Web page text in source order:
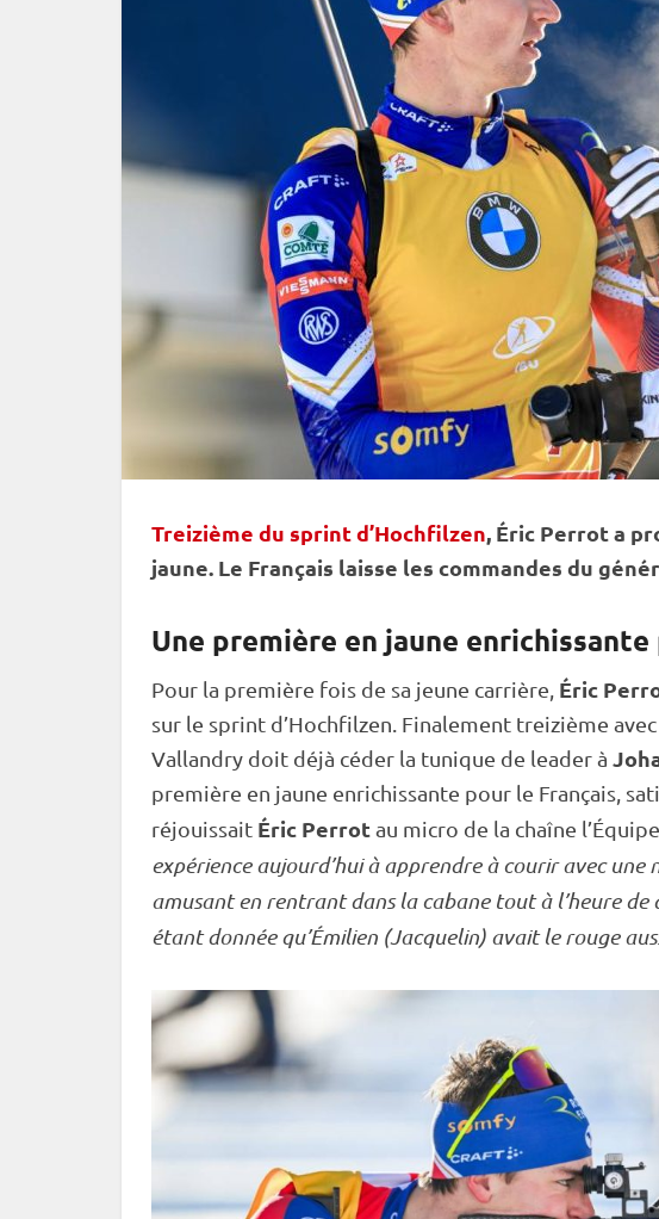
Treizième du sprint d’Hochfilzen, Éric Perrot a
jaune. Le Français laisse les commandes du
Une première en jaune
Pour la première fois de sa jeune carrière, Éric
sur le sprint d’Hochfilzen . Finalement treizième
Vallandry doit déjà céder la tunique de leader à
première en jaune enrichissante pour le Français,
réjouissait Éric Perrotau micro de la chaîne l’Équipe.
expérience aujourd’hui à apprendre à courir avec une
amusant en rentrant dans la cabane tout à l’heure de
étant donnée qu’Émilien (Jacquelin) avait le rouge